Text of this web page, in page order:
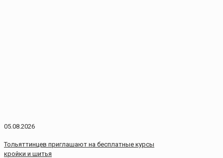
05.08.2026
Тольяттинцев приглашают на бесплатные курсы
кройки и шитья